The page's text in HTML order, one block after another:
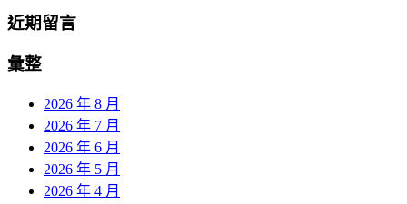
近期留言
彙整
2026 年 8 月
2026 年 7 月
2026 年 6 月
2026 年 5 月
2026 年 4 月